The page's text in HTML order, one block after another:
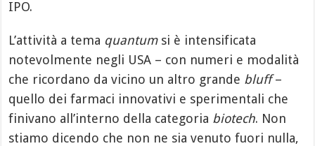
IPO.
L’attività a tema quantumsi è intensificata
notevolmente negli USA – con numeri e modalità
che ricordano da vicino un altro grande bluff–
quello dei farmaci innovativi e sperimentali che
finivano all’interno della categoria biotech. Non
stiamo dicendo che non ne sia venuto fuori nulla,